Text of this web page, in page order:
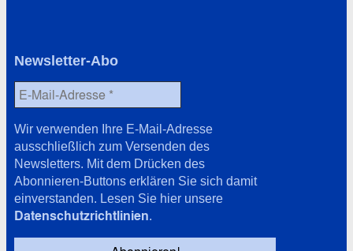
Newsletter-Abo
Wir verwenden Ihre E-Mail-Adresse
ausschließlich zum Versenden des
Newsletters. Mit dem Drücken des
Abonnieren-Buttons erklären Sie sich damit
einverstanden. Lesen Sie hier unsere
Datenschutzrichtlinien.